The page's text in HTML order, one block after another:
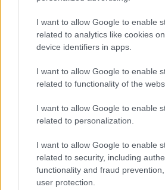
I want to allow Google to enable
related to analytics like cookies
device identifiers in apps.
I want to allow Google to enable
related to functionality of the
I want to allow Google to enable
related to personalization.
I want to allow Google to enable
related to security, including
functionality and fraud
user protection.
TOVÁBB OLVASOM
Kék hírek beszámoló
törökszentmiklós